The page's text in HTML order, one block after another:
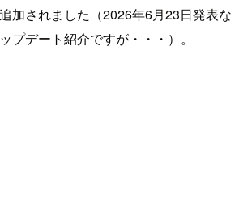
加されました（2026年6月23日発表な
プデート紹介ですが・・・）。